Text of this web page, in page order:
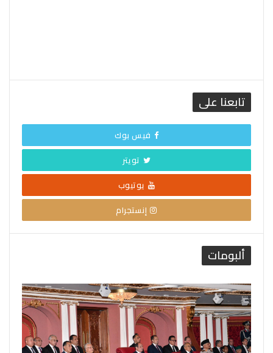
تابعنا على
فيس بوك
تويتر
يوتيوب
إنستجرام
ألبومات